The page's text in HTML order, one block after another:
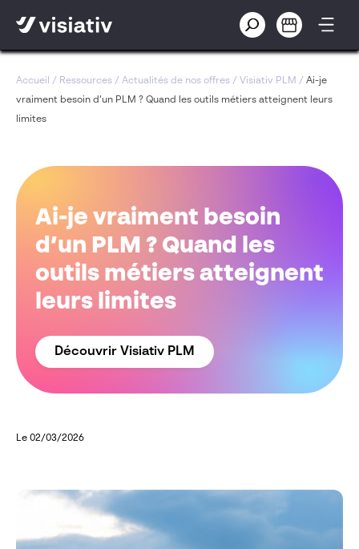
Accueil / Ressources / Actualités de nos offres / Visiativ PLM / Ai-je
vraiment besoin d’un PLM ? Quand les outils métiers atteignent leurs
limites
Ai-je vraiment besoin
d’un PLM ? Quand les
outils métiers atteignent
leurs limites
Découvrir Visiativ PLM
Le 02/03/2026